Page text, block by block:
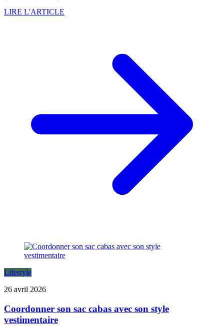
LIRE L'ARTICLE
Lifestyle
26 avril 2026
Coordonner son sac cabas avec son style
vestimentaire